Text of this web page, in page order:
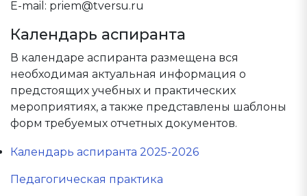
E-mail: priem@tversu.ru
Календарь аспиранта
В календаре аспиранта размещена вся
необходимая актуальная информация о
предстоящих учебных и практических
мероприятиях, а также представлены шаблоны
форм требуемых отчетных документов.
Календарь аспиранта 2025-2026
Педагогическая практика